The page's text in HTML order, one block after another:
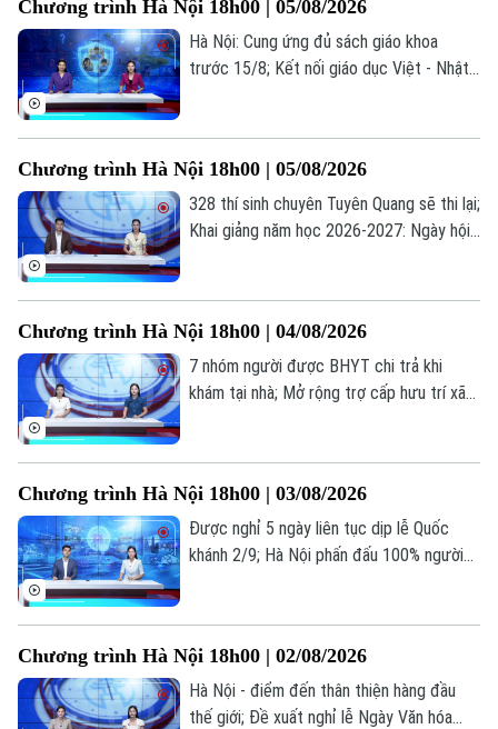
Ẩm thực
Hồ sơ
Người Việt 4 phương
Cafe sáng
Tài chính Ngân hàng
Doanh nghiệp
Tin tức
Đầu tư
Đất đai
Kinh nghiệm
Tàu và Xe
Ô tô
Tàu
Xe máy
Thị trường
Giáo dục
Tin tức
Tuyển sinh
Hướng nghiệp
Tin tức
Di tích
Sức khỏe
Y tế
Dinh dưỡng
Tư vấn sức khỏe
Bóng đá
Quần vợt
Giải trí
Tin tức
Sao
Điện ảnh
Thời trang
Đã phát sóng
Chương trình Hà Nội 18h00 | 05/08/2026
Hà Nội: Cung ứng đủ sách giáo khoa
trước 15/8; Kết nối giáo dục Việt - Nhật
hôm nay.
Chương trình Hà Nội 18h00 | 05/08/2026
328 thí sinh chuyên Tuyên Quang sẽ thi lại;
Khai giảng năm học 2026-2027: Ngày hội
Chương trình Hà Nội 18h00 | 04/08/2026
7 nhóm người được BHYT chi trả khi
khám tại nhà; Mở rộng trợ cấp hưu trí xã
nay.
Chương trình Hà Nội 18h00 | 03/08/2026
Được nghỉ 5 ngày liên tục dịp lễ Quốc
khánh 2/9; Hà Nội phấn đấu 100% người
Chương trình Hà Nội 18h00 | 02/08/2026
Hà Nội - điểm đến thân thiện hàng đầu
thế giới; Đề xuất nghỉ lễ Ngày Văn hóa